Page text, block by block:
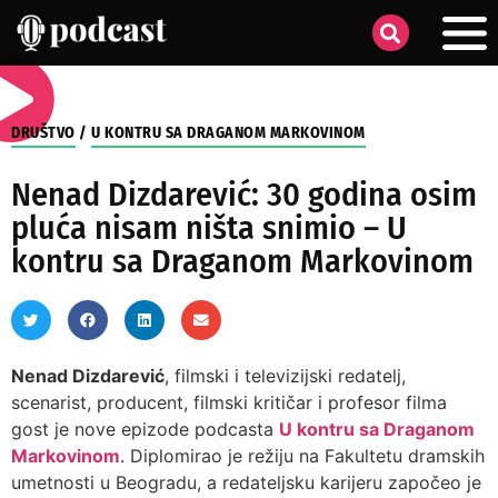
DRUŠTVO / U KONTRU SA DRAGANOM MARKOVINOM
Nenad Dizdarević: 30 godina osim
pluća nisam ništa snimio – U
kontru sa Draganom Markovinom
Nenad Dizdarević, filmski i televizijski redatelj,
scenarist, producent, filmski kritičar i profesor filma
gost je nove epizode podcasta U kontru sa Draganom
Markovinom. Diplomirao je režiju na Fakultetu dramskih
umetnosti u Beogradu, a redateljsku karijeru započeo je